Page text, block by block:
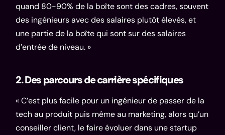
quand 80-90% de la boîte sont des cadres, souvent
des ingénieurs avec des salaires plutôt élevés, et
une partie de la boîte qui sont sur des salaires
d’entrée de niveau. »
2. Des parcours de carrière spécifiques
« C’est plus facile pour un ingénieur de passer de la
tech au produit puis même au marketing, alors qu’un
conseiller client, le faire évoluer dans une startup